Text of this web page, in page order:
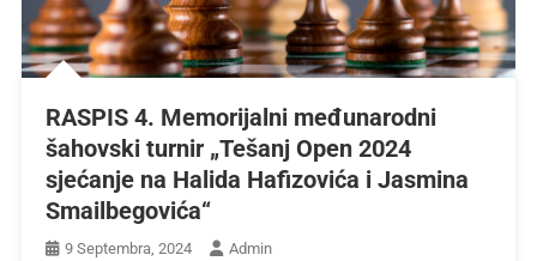
RASPIS 4. Memorijalni međunarodni
šahovski turnir „Tešanj Open 2024
sjećanje na Halida Hafizovića i Jasmina
Smailbegovića“
9 Septembra, 2024 Admin